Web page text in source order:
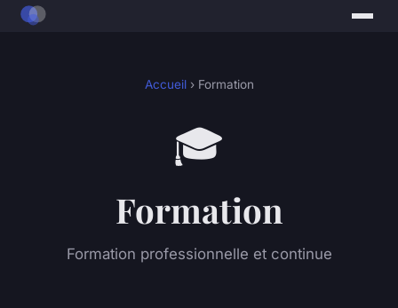
Accueil› Formation
🎓
Formation
Formation professionnelle et continue